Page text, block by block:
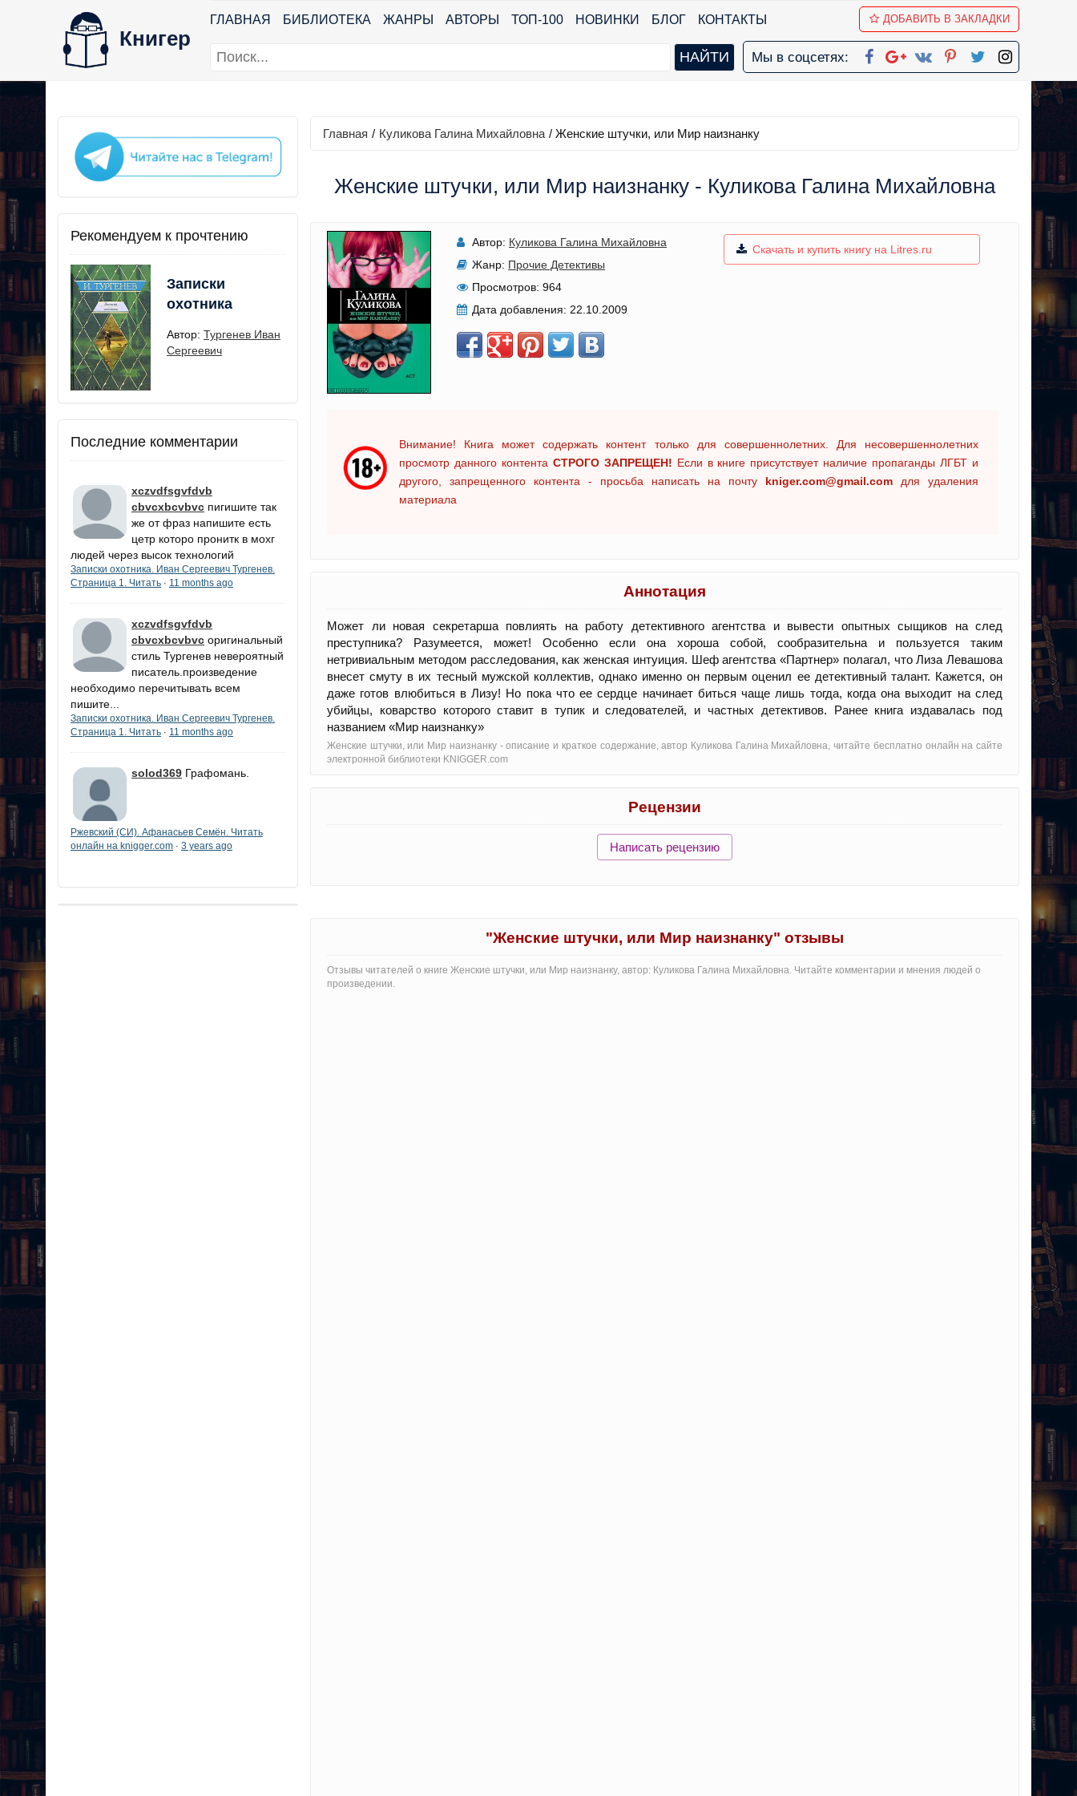
Книгер
ГЛАВНАЯ БИБЛИОТЕКА ЖАНРЫ АВТОРЫ ТОП-100 НОВИНКИ БЛОГ КОНТАКТЫ ДОБАВИТЬ В ЗАКЛАДКИ
Мы в соцсетях:
Рекомендуем к прочтению
Записки
охотника
Автор: Тургенев Иван
Сергеевич
Последние комментарии
xczvdfsgvfdvb
cbvcxbcvbvc пигишите так
же от фраз напишите есть
цетр которо пронитк в мохг
людей через высок технологий
Записки охотника. Иван Сергеевич Тургенев.
Страница 1. Читать · 11 months ago
xczvdfsgvfdvb
cbvcxbcvbvc оригинальный
стиль Тургенев невероятный
писатель.произведение
необходимо перечитывать всем
пишите...
Записки охотника. Иван Сергеевич Тургенев.
Страница 1. Читать · 11 months ago
solod369 Графомань.
Ржевский (СИ). Афанасьев Семён. Читать
онлайн на knigger.com · 3 years ago
Главная / Куликова Галина Михайловна / Женские штучки, или Мир наизнанку
Женские штучки, или Мир наизнанку - Куликова Галина Михайловна
Автор: Куликова Галина Михайловна
Жанр: Прочие Детективы
Просмотров: 964
Дата добавления: 22.10.2009
Скачать и купить книгу на Litres.ru
Внимание! Книга может содержать контент только для совершеннолетних. Для несовершеннолетних
просмотр данного контента СТРОГО ЗАПРЕЩЕН! Если в книге присутствует наличие пропаганды ЛГБТ и
другого, запрещенного контента - просьба написать на почту kniger.com@gmail.com для удаления
материала
Аннотация
Может ли новая секретарша повлиять на работу детективного агентства и вывести опытных сыщиков на след
преступника? Разумеется, может! Особенно если она хороша собой, сообразительна и пользуется таким
нетривиальным методом расследования, как женская интуиция. Шеф агентства «Партнер» полагал, что Лиза Левашова
внесет смуту в их тесный мужской коллектив, однако именно он первым оценил ее детективный талант. Кажется, он
даже готов влюбиться в Лизу! Но пока что ее сердце начинает биться чаще лишь тогда, когда она выходит на след
убийцы, коварство которого ставит в тупик и следователей, и частных детективов. Ранее книга издавалась под
названием «Мир наизнанку»
Женские штучки, или Мир наизнанку - oписание и краткое содержание, автор Куликова Галина Михайловна, читайте бесплатно онлайн на сайте
электронной библиотеки KNIGGER.com
Рецензии
Написать рецензию
"Женские штучки, или Мир наизнанку" отзывы
Отзывы читателей о книге Женские штучки, или Мир наизнанку, автор: Куликова Галина Михайловна. Читайте комментарии и мнения людей о
произведении.